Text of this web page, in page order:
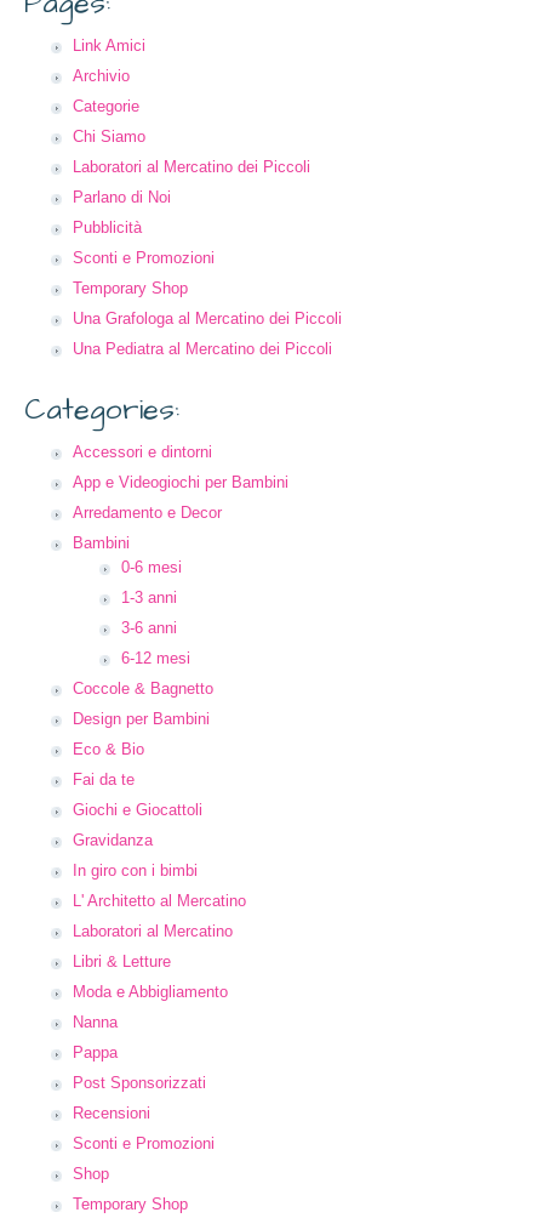
Link Amici
Archivio
Categorie
Chi Siamo
Laboratori al Mercatino dei Piccoli
Parlano di Noi
Pubblicità
Sconti e Promozioni
Temporary Shop
Una Grafologa al Mercatino dei Piccoli
Una Pediatra al Mercatino dei Piccoli
Categories:
Accessori e dintorni
App e Videogiochi per Bambini
Arredamento e Decor
Bambini
0-6 mesi
1-3 anni
3-6 anni
6-12 mesi
Coccole & Bagnetto
Design per Bambini
Eco & Bio
Fai da te
Giochi e Giocattoli
Gravidanza
In giro con i bimbi
L' Architetto al Mercatino
Laboratori al Mercatino
Libri & Letture
Moda e Abbigliamento
Nanna
Pappa
Post Sponsorizzati
Recensioni
Sconti e Promozioni
Shop
Temporary Shop